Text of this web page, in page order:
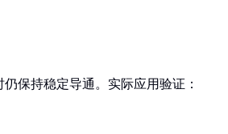
保持稳定导通。实际应用验证：